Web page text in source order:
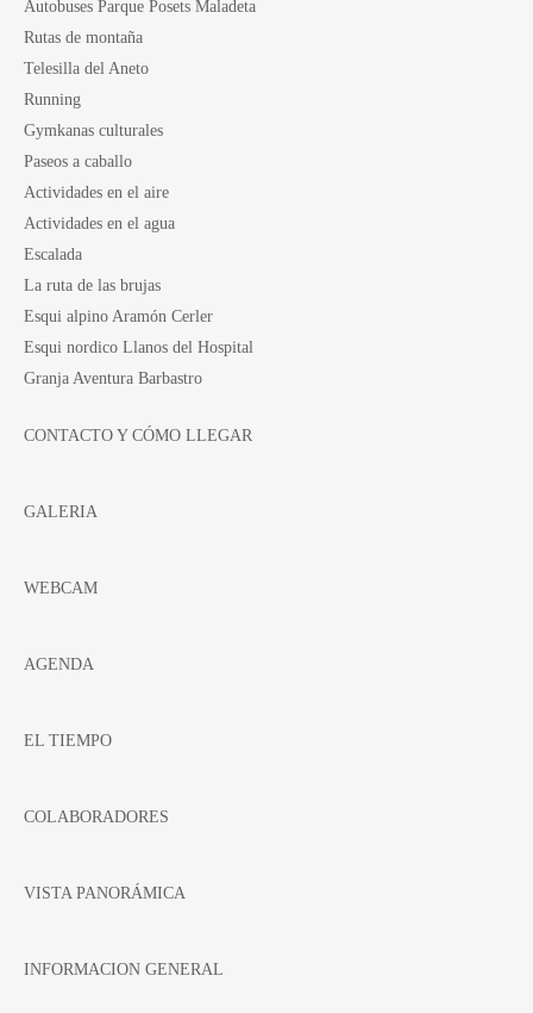
Autobuses Parque Posets Maladeta
Rutas de montaña
Telesilla del Aneto
Running
Gymkanas culturales
Paseos a caballo
Actividades en el aire
Actividades en el agua
Escalada
La ruta de las brujas
Esqui alpino Aramón Cerler
Esqui nordico Llanos del Hospital
Granja Aventura Barbastro
CONTACTO Y CÓMO LLEGAR
GALERIA
WEBCAM
AGENDA
EL TIEMPO
COLABORADORES
VISTA PANORÁMICA
INFORMACION GENERAL